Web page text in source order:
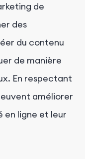
de
des
du contenu
de manière
En respectant
améliorer
en ligne et leur